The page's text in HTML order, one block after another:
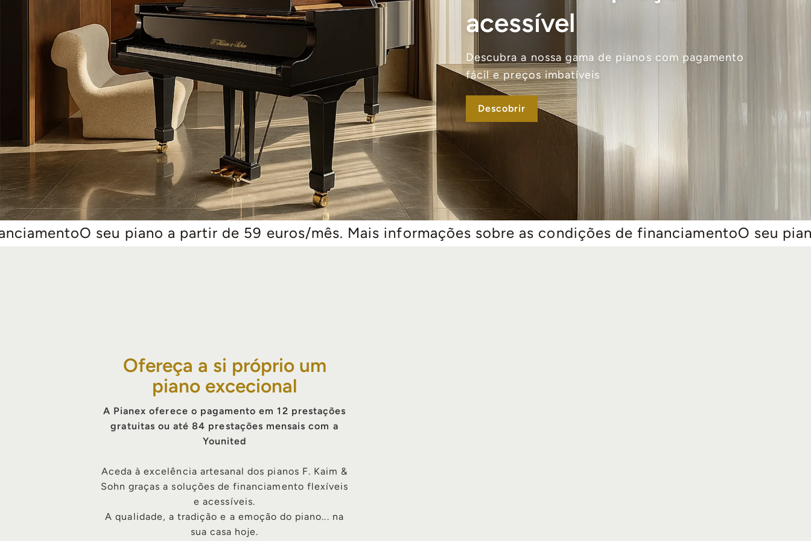
acessível
Descubra a nossa gama de pianos com pagamento
fácil e preços imbatíveis
Descobrir
piano a partir de 59 euros/mês. Mais informações sobre as condições de financiamentoO seu piano a partir de
Ofereça a si próprio um
piano excecional
A Pianex oferece o pagamento em 12 prestações
gratuitas ou até 84 prestações mensais com a
Younited
Aceda à excelência artesanal dos pianos F. Kaim &
Sohn graças a soluções de financiamento flexíveis
e acessíveis.
A qualidade, a tradição e a emoção do piano... na
sua casa hoje.